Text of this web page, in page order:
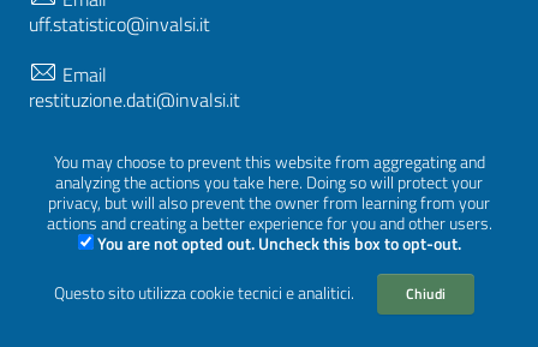
You may choose to prevent this website from aggregating and
analyzing the actions you take here. Doing so will protect your
privacy, but will also prevent the owner from learning from your
actions and creating a better experience for you and other users.
You are not opted out. Uncheck this box to opt-out.
Questo sito utilizza cookie tecnici e analitici.
Chiudi
uff.statistico@invalsi.it
Email
restituzione.dati@invalsi.it
SEGUICI SU
Sezione Link Utili
Privacy | Cookie policy | Crediti |Tema grafico ItaliaWP2